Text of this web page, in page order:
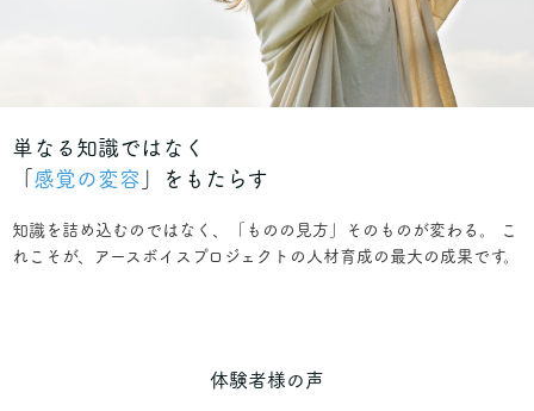
単なる知識ではなく
「 感覚の変容 」をもたらす
知識を詰め込むのではなく、「ものの見方」そのものが変わる。 こ
れこそが、アースボイスプロジェクトの人材育成の最大の成果です。
体験者様の声